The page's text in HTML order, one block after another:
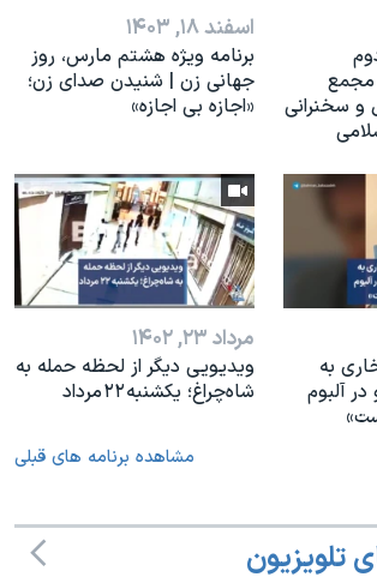
و سخنرانی
اسفند ۱۸, ۱۴۰۳
برنامه ویژه هشتم مارس، روز
جهانی زن | شنیدن صدای زن؛
«اجازه بی اجازه»
به
آلبوم
مرداد ۲۳, ۱۴۰۲
ویدیویی دیگر از لحظه حمله به
شاه‌چراغ؛ یکشنبه ۲۲ مرداد
مشاهده برنامه های قبلی
تلویزیون